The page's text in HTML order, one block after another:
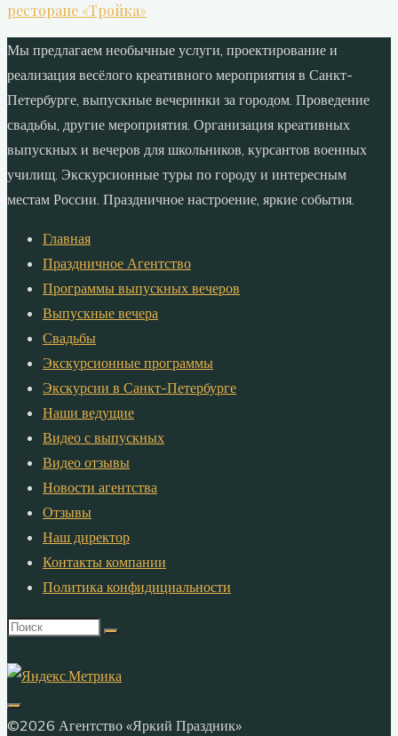
ресторане «Тройка»
Мы предлагаем необычные услуги, проектирование и
реализация весёлого креативного мероприятия в Санкт-
Петербурге, выпускные вечеринки за городом. Проведение
свадьбы, другие мероприятия. Организация креативных
выпускных и вечеров для школьников, курсантов военных
училищ. Экскурсионные туры по городу и интересным
местам России. Праздничное настроение, яркие события.
Главная
Праздничное Агентство
Программы выпускных вечеров
Выпускные вечера
Свадьбы
Экскурсионные программы
Экскурсии в Санкт-Петербурге
Наши ведущие
Видео с выпускных
Видео отзывы
Новости агентства
Отзывы
Наш директор
Контакты компании
Политика конфидициальности
Что
©2026 Агентство «Яркий Праздник»